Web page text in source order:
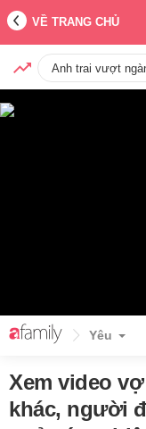
VỀ TRANG CHỦ
Anh trai vượt
Yêu
Xem video
khác, người